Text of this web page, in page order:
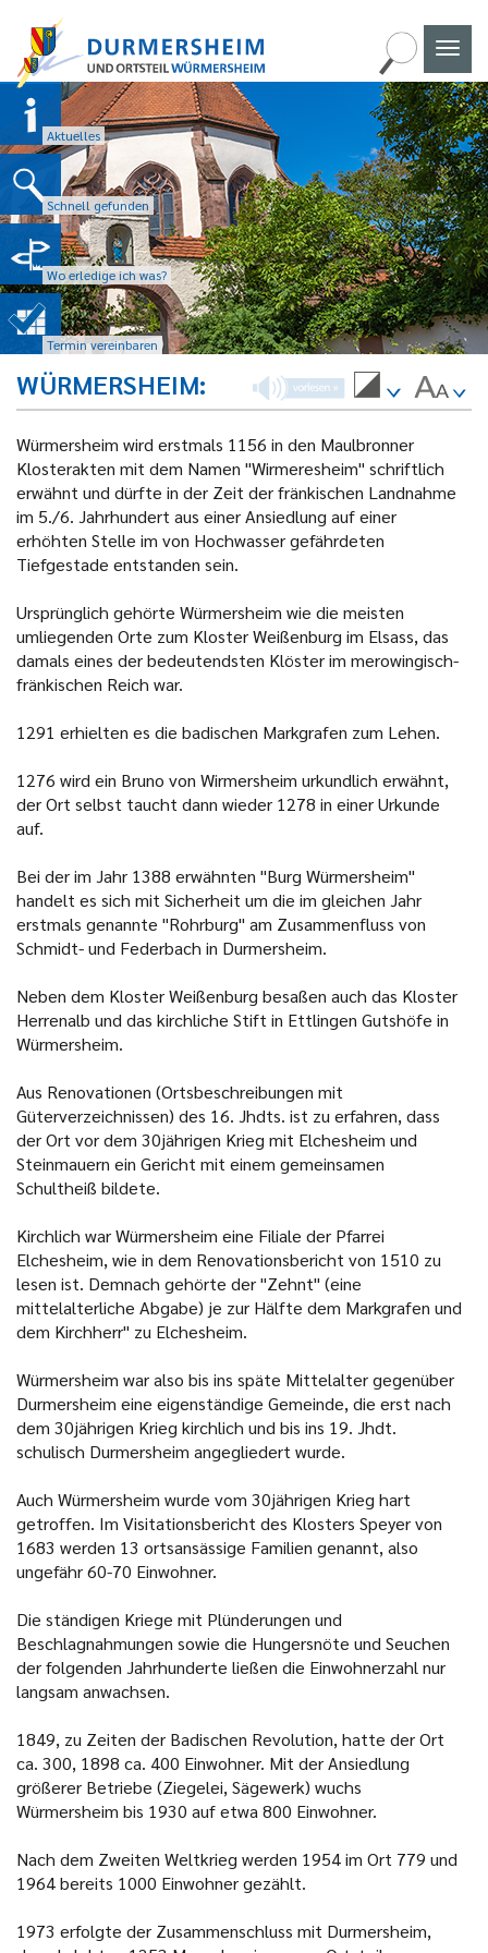
Aktuelles
Schnell gefunden
Wo erledige ich was?
Termin vereinbaren
WÜRMERSHEIM
Würmersheim wird erstmals 1156 in den Maulbronner
Klosterakten mit dem Namen "Wirmeresheim" schriftlich
erwähnt und dürfte in der Zeit der fränkischen Landnahme
im 5./6. Jahrhundert aus einer Ansiedlung auf einer
erhöhten Stelle im von Hochwasser gefährdeten
Tiefgestade entstanden sein.
Ursprünglich gehörte Würmersheim wie die meisten
umliegenden Orte zum Kloster Weißenburg im Elsass, das
damals eines der bedeutendsten Klöster im merowingisch-
fränkischen Reich war.
1291 erhielten es die badischen Markgrafen zum Lehen.
1276 wird ein Bruno von Wirmersheim urkundlich erwähnt,
der Ort selbst taucht dann wieder 1278 in einer Urkunde
auf.
Bei der im Jahr 1388 erwähnten "Burg Würmersheim"
handelt es sich mit Sicherheit um die im gleichen Jahr
erstmals genannte "Rohrburg" am Zusammenfluss von
Schmidt- und Federbach in Durmersheim.
Neben dem Kloster Weißenburg besaßen auch das Kloster
Herrenalb und das kirchliche Stift in Ettlingen Gutshöfe in
Würmersheim.
Aus Renovationen (Ortsbeschreibungen mit
Güterverzeichnissen) des 16. Jhdts. ist zu erfahren, dass
der Ort vor dem 30jährigen Krieg mit Elchesheim und
Steinmauern ein Gericht mit einem gemeinsamen
Schultheiß bildete.
Kirchlich war Würmersheim eine Filiale der Pfarrei
Elchesheim, wie in dem Renovationsbericht von 1510 zu
lesen ist. Demnach gehörte der "Zehnt" (eine
mittelalterliche Abgabe) je zur Hälfte dem Markgrafen und
dem Kirchherr" zu Elchesheim.
Würmersheim war also bis ins späte Mittelalter gegenüber
Durmersheim eine eigenständige Gemeinde, die erst nach
dem 30jährigen Krieg kirchlich und bis ins 19. Jhdt.
schulisch Durmersheim angegliedert wurde.
Auch Würmersheim wurde vom 30jährigen Krieg hart
getroffen. Im Visitationsbericht des Klosters Speyer von
1683 werden 13 ortsansässige Familien genannt, also
ungefähr 60-70 Einwohner.
Die ständigen Kriege mit Plünderungen und
Beschlagnahmungen sowie die Hungersnöte und Seuchen
der folgenden Jahrhunderte ließen die Einwohnerzahl nur
langsam anwachsen.
1849, zu Zeiten der Badischen Revolution, hatte der Ort
ca. 300, 1898 ca. 400 Einwohner. Mit der Ansiedlung
größerer Betriebe (Ziegelei, Sägewerk) wuchs
Würmersheim bis 1930 auf etwa 800 Einwohner.
Nach dem Zweiten Weltkrieg werden 1954 im Ort 779 und
1964 bereits 1000 Einwohner gezählt.
1973 erfolgte der Zusammenschluss mit Durmersheim,